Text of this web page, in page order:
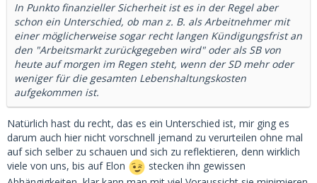
In Punkto finanzieller Sicherheit ist es in der Regel aber
schon ein Unterschied, ob man z. B. als Arbeitnehmer mit
einer möglicherweise sogar recht langen Kündigungsfrist an
den "Arbeitsmarkt zurückgegeben wird" oder als SB von
heute auf morgen im Regen steht, wenn der SD mehr oder
weniger für die gesamten Lebenshaltungskosten
aufgekommen ist.
Natürlich hast du recht, das es ein Unterschied ist, mir ging es
darum auch hier nicht vorschnell jemand zu verurteilen ohne mal
auf sich selber zu schauen und sich zu reflektieren, denn wirklich
viele von uns, bis auf Elon
stecken ihn gewissen